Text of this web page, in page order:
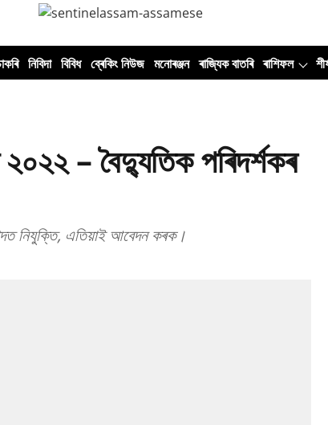
নিবিদা বিবিধ ব্ৰেকিং নিউজ মনোৰঞ্জন ৰাজ্যিক বাতৰি ৰাশিফল
– বৈদ্যুতিক পৰিদৰ্শকৰ
নিযুক্তি, এতিয়াই আবেদন কৰক।